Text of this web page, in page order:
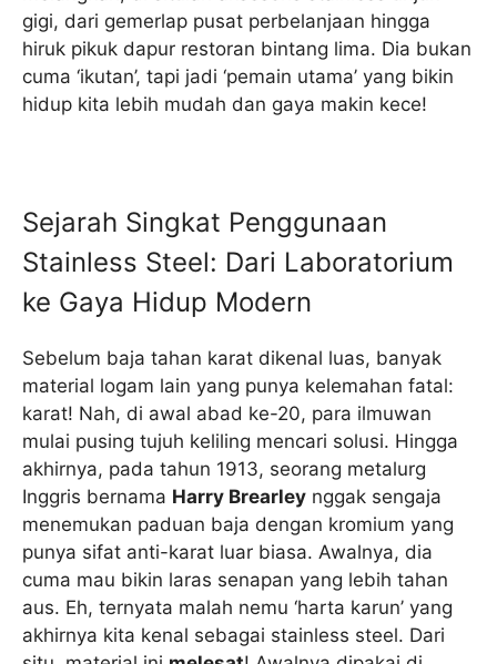
gigi, dari gemerlap pusat perbelanjaan hingga
hiruk pikuk dapur restoran bintang lima. Dia bukan
cuma ‘ikutan’, tapi jadi ‘pemain utama’ yang bikin
hidup kita lebih mudah dan gaya makin kece!
Sejarah Singkat Penggunaan
Stainless Steel: Dari Laboratorium
ke Gaya Hidup Modern
Sebelum baja tahan karat dikenal luas, banyak
material logam lain yang punya kelemahan fatal:
karat! Nah, di awal abad ke-20, para ilmuwan
mulai pusing tujuh keliling mencari solusi. Hingga
akhirnya, pada tahun 1913, seorang metalurg
Inggris bernama Harry Brearley nggak sengaja
menemukan paduan baja dengan kromium yang
punya sifat anti-karat luar biasa. Awalnya, dia
cuma mau bikin laras senapan yang lebih tahan
aus. Eh, ternyata malah nemu ‘harta karun’ yang
akhirnya kita kenal sebagai stainless steel. Dari